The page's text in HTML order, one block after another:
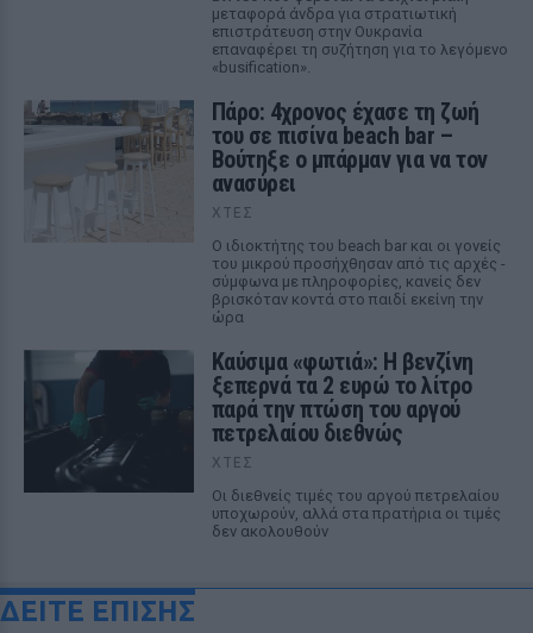
μεταφορά άνδρα για στρατιωτική
επιστράτευση στην Ουκρανία
επαναφέρει τη συζήτηση για το λεγόμενο
«busification».
Πάρο: 4χρονος έχασε τη ζωή
του σε πισίνα beach bar –
Βούτηξε ο μπάρμαν για να τον
ανασύρει
ΧΤΕΣ
Ο ιδιοκτήτης του beach bar και οι γονείς
του μικρού προσήχθησαν από τις αρχές -
σύμφωνα με πληροφορίες, κανείς δεν
βρισκόταν κοντά στο παιδί εκείνη την
ώρα
Καύσιμα «φωτιά»: Η βενζίνη
ξεπερνά τα 2 ευρώ το λίτρο
παρά την πτώση του αργού
πετρελαίου διεθνώς
ΧΤΕΣ
Οι διεθνείς τιμές του αργού πετρελαίου
υποχωρούν, αλλά στα πρατήρια οι τιμές
δεν ακολουθούν
ΔΕΙΤΕ ΕΠΙΣΗΣ